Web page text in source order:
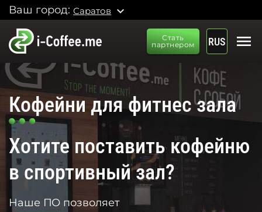
Ваш город: Саратов expand_more
Стать
партнером
RUS menu
Кофейни для фитнес зала
Хотите поставить кофейню
в спортивный зал?
Наше ПО позволяет